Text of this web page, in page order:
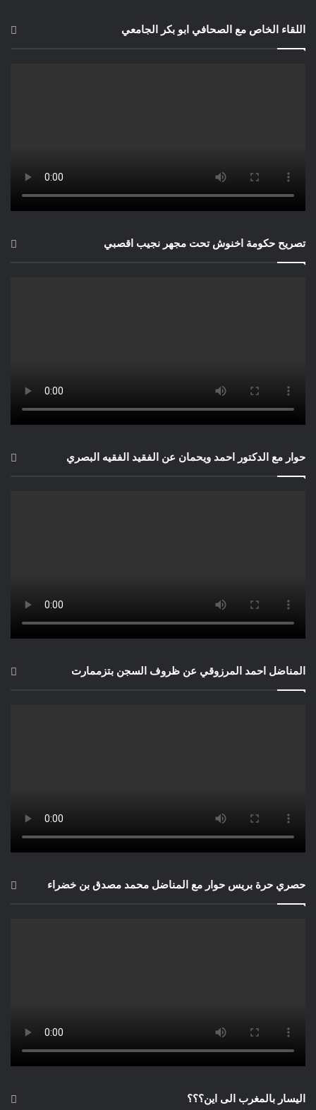
اللقاء الخاص مع الصحافي ابو بكر الجامعي
تصريح حكومة اخنوش تحت مجهر نجيب اقصبي
حوار مع الدكتور احمد ويحمان عن الفقيد الفقيه البصري
المناضل احمد المرزوقي عن ظروف السجن بتزممارت
حصري حرة بريس حوار مع المناضل محمد مصدق بن خضراء
اليسار بالمغرب الى اين؟؟؟